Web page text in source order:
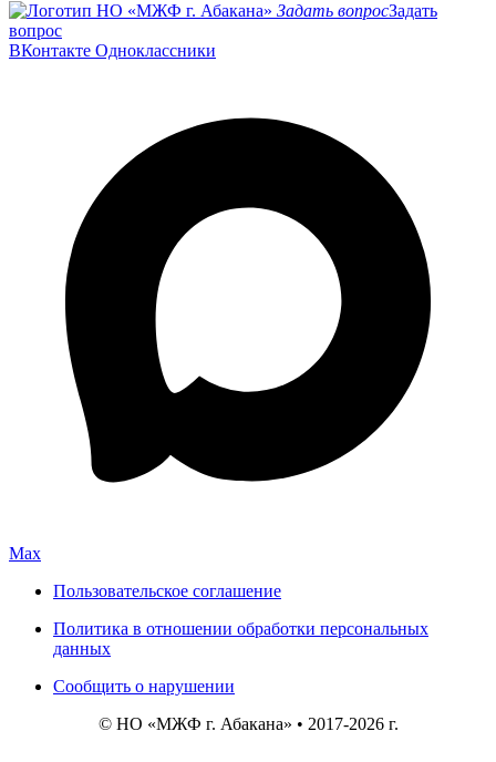
Задать вопросЗадать
вопрос
ВКонтакте Одноклассники
Max
Пользовательское соглашение
Политика в отношении обработки персональных
данных
Сообщить о нарушении
© НО «МЖФ г. Абакана» • 2017-2026 г.